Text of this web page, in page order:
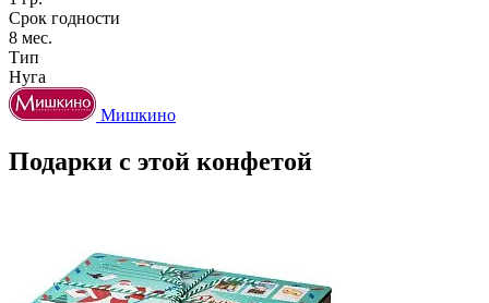
Срок годности
8 мес.
Тип
Нуга
Мишкино
Подарки с этой конфетой